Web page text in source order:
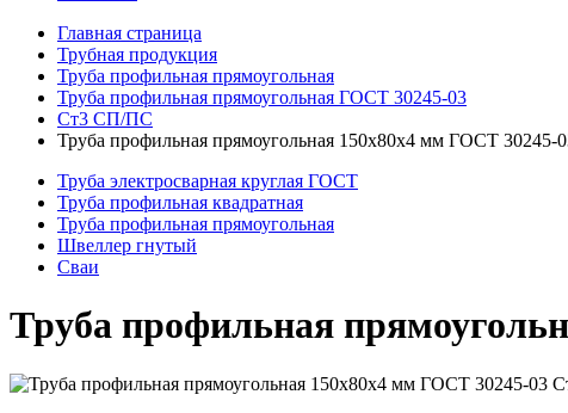
Главная страница
Трубная продукция
Труба профильная прямоугольная
Труба профильная прямоугольная ГОСТ 30245-03
Ст3 СП/ПС
Труба профильная прямоугольная 150x80x4 мм ГОСТ 30245-
Труба электросварная круглая ГОСТ
Труба профильная квадратная
Труба профильная прямоугольная
Швеллер гнутый
Сваи
Труба профильная